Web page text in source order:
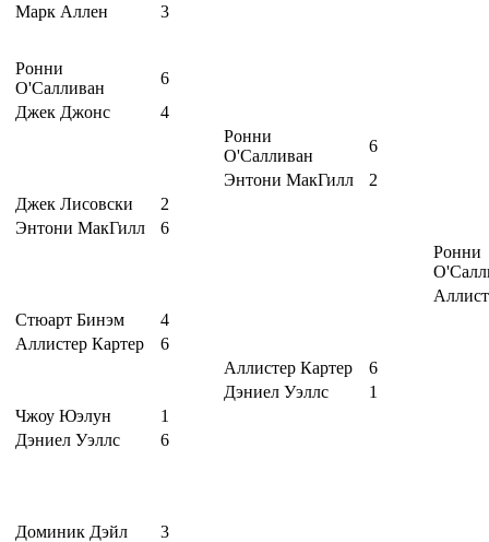
Марк Аллен
3
Ронни
О'Салливан
6
Джек Джонс
4
Ронни
О'Салливан
6
Энтони МакГилл
2
Джек Лисовски
2
Энтони МакГилл
6
Ронни
Стюарт Бинэм
4
Аллистер Картер
6
Аллистер Картер
6
Дэниел Уэллс
1
Чжоу Юэлун
1
Дэниел Уэллс
6
Доминик Дэйл
3